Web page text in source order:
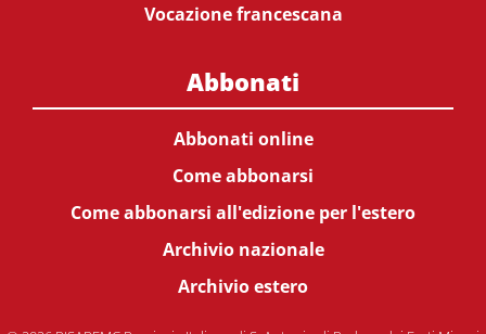
Vocazione francescana
Abbonati
Abbonati online
Come abbonarsi
Come abbonarsi all'edizione per l'estero
Archivio nazionale
Archivio estero